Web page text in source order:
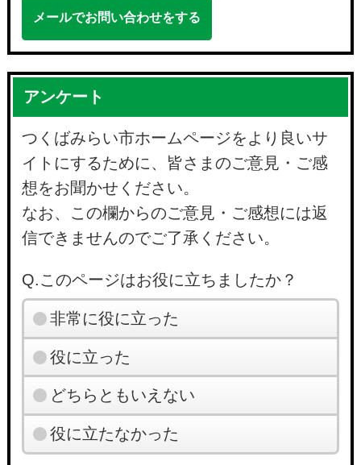
メールでお問い合わせをする
アンケート
つくばみらい市ホームページをより良いサ
イトにするために、皆さまのご意見・ご感
想をお聞かせください。
なお、この欄からのご意見・ご感想には返
信できませんのでご了承ください。
Q.このページはお役に立ちましたか？
非常に役に立った
役に立った
どちらともいえない
役に立たなかった